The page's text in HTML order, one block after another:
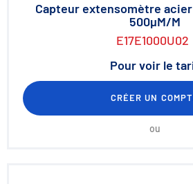
Capteur extensomètre
500µM/M
E17E1000U02
Pour voir le
CRÉER UN
ou